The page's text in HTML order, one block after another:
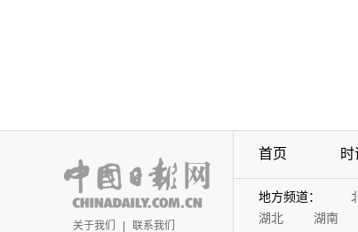
关于我们 | 联系我们
首页 时
地方频道：
湖北
湖南